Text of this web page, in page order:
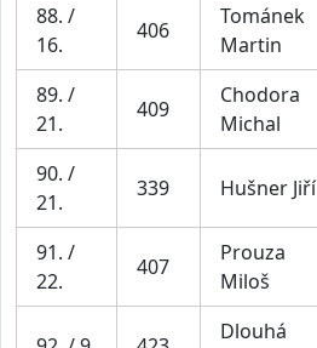
88. /
16.
406
Tománek
Martin
89. /
21.
409
Chodora
Michal
90. /
21.
339 Hušner Jiří
91. /
22.
407
Prouza
Miloš
Dlouhá